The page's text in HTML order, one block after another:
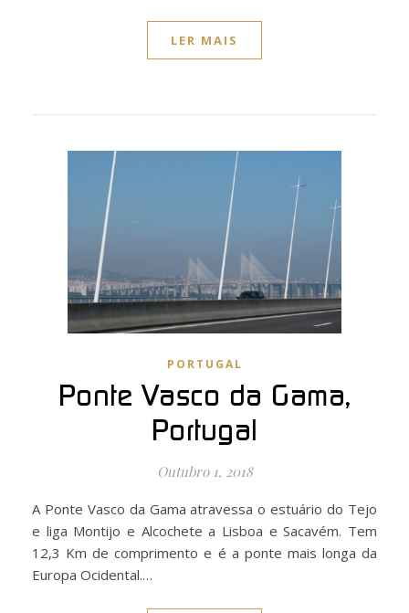
LER MAIS
PORTUGAL
Ponte Vasco da Gama,
Portugal
Outubro 1, 2018
A Ponte Vasco da Gama atravessa o estuário do Tejo
e liga Montijo e Alcochete a Lisboa e Sacavém. Tem
12,3 Km de comprimento e é a ponte mais longa da
Europa Ocidental.…